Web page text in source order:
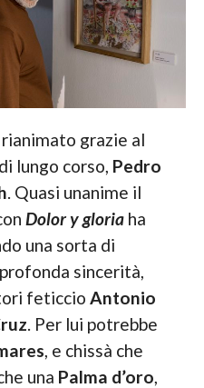
rianimato grazie al
lungo corso, Pedro
. Quasi unanime il
Dolor y gloriaha
una sorta di
sincerità,
feticcio Antonio
. Per lui potrebbe
, e chissà che
una Palma d’oro